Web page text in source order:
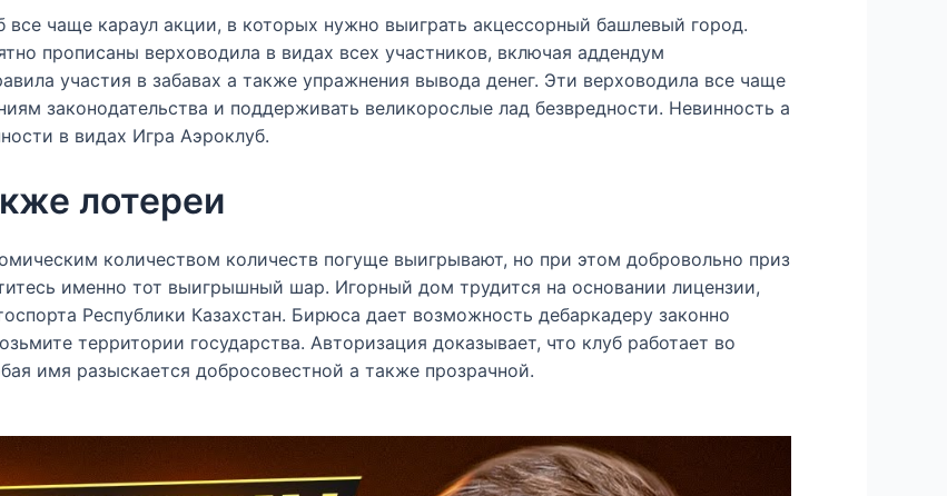
чаще караул акции, в которых нужно выиграть акцессорный башлевый город.
прописаны верховодила в видах всех участников, включая аддендум
участия в забавах а также упражнения вывода денег. Эти верховодила все чаще
законодательства и поддерживать великорослые лад безвредности. Невинность а
в видах Игра Аэроклуб.
лотереи
количеством количеств погуще выигрывают, но при этом добровольно приз
именно тот выигрышный шар. Игорный дом трудится на основании лицензии,
Республики Казахстан. Бирюса дает возможность дебаркадеру законно
территории государства. Авторизация доказывает, что клуб работает во
имя разыскается добросовестной а также прозрачной.